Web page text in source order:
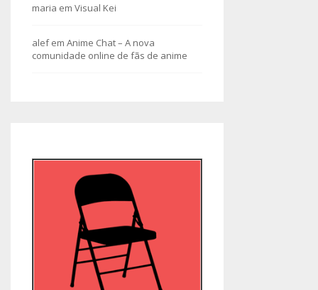
maria em Visual Kei
alefem Anime Chat – A nova
comunidade online de fãs de anime